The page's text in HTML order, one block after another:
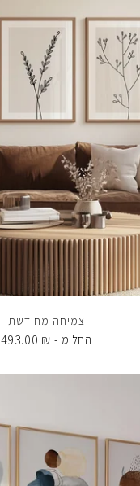
צמיחה מחודשת
החל מ -
493.00 ₪